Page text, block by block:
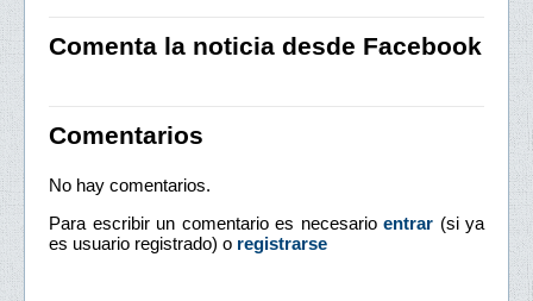
Comenta la noticia desde Facebook
Comentarios
No hay comentarios.
Para escribir un comentario es necesario entrar (si ya
es usuario registrado) o registrarse